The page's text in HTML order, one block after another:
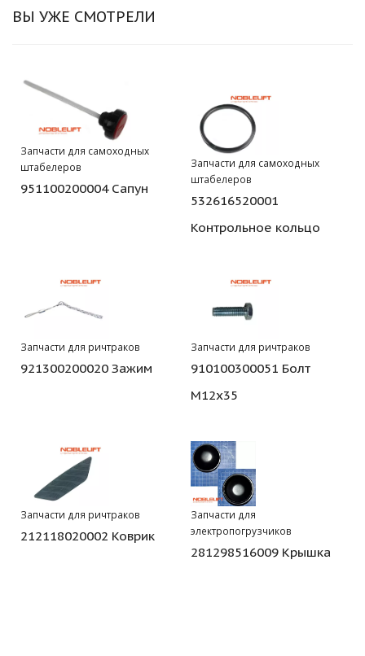
ВЫ УЖЕ СМОТРЕЛИ
Запчасти для самоходных
штабелеров
951100200004 Сапун
Запчасти для самоходных
штабелеров
532616520001
Контрольное кольцо
Запчасти для ричтраков
921300200020 Зажим
Запчасти для ричтраков
910100300051 Болт
M12x35
Запчасти для ричтраков
212118020002 Коврик
Запчасти для
электропогрузчиков
281298516009 Крышка